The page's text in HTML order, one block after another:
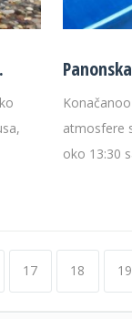
atmosfere
oko 13:30
17 18 19